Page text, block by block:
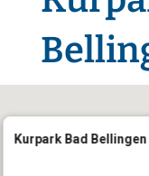
Kurpark Bad Bellingen